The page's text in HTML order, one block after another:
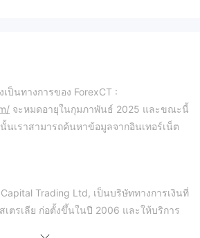
เป็นทางการของ ForexCT :
จะหมดอายุในกุมภาพันธ์ 2025 และขณะนี้
นเราสามารถค้นหาข้อมูลจากอินเทอร์เน็ต
Trading Ltd, เป็นบริษัททางการเงินที่
ตรเลีย ก่อตั้งขึ้นในปี 2006 และให้บริการ